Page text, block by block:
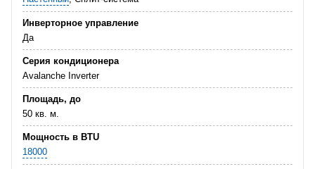
Инверторное управление
Да
Серия кондиционера
Avalanche Inverter
Площадь, до
50 кв. м.
Мощность в BTU
18000